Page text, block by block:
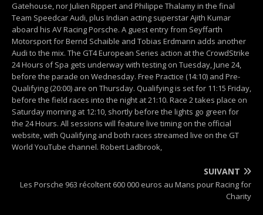
Gatehouse, nor Julien Rippert and Philippe Thalamy in the final
Team Speedcar Audi, plus Indian acting superstar Ajith Kumar
aboard his AV Racing Porsche. A guest entry from Seyffarth
Motorsport for Bernd Schaible and Tobias Erdmann adds another
Audi to the mix. The GT4 European Series action at the CrowdStrike
24 Hours of Spa gets underway with testing on Tuesday, June 24,
before the parade on Wednesday. Free Practice (14:10) and Pre-
Qualifying (20:00) are on Thursday. Qualifying is set for 11:15 Friday,
before the field races into the night at 21:10. Race 2 takes place on
Saturday morning at 12:10, shortly before the lights go green for
the 24 Hours. All sessions will feature live timing on the official
website, with Qualifying and both races streamed live on the GT
World YouTube channel. Robert Ladbrook,
SUIVANT
Les Porsche 963 récoltent 600 000 euros au Mans pour Racing for
Charity